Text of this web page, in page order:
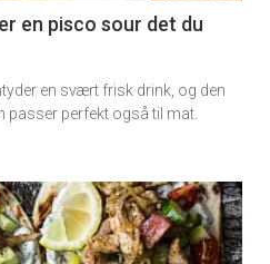
en pisco sour det du
en svært frisk drink, og den
passer perfekt også til mat.